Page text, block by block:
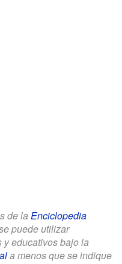
de la Enciclopedia
puede utilizar
educativos bajo la
a menos que se indique